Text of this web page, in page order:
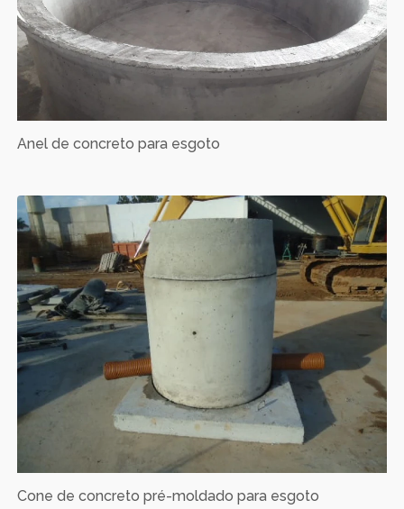
Anel de concreto para esgoto
Cone de concreto pré-moldado para esgoto